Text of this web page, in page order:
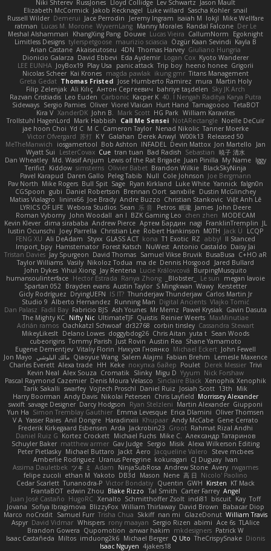
Niki Shterev RussJones Lloyd Collidge Lev Schwartz Jason Mault
Elizabeth McCormick Jakob Recknagel Luke willard Sascha Kohler snail
Russell Wilder Demerui Jace Perrodin Jeremy Ingram isaiah M lokjl Mike Wellfare
ratman Lucas M. Morone WyvernLang Manny Morales Randal Falcone Der Le
Meshal Alshammari
KhangXing Pang Douwe Lucas Vieira CallumNorm
Egoknight
Limitless Designs tylerspetgoose maurizio sciascia Özgür Kaan Sevindi Kayla B
Arian Castane Akaiseutoseu 4DN Thomas Harvey Giuliano Hungria
Dionicio Galarza David Ebbevi Eda Aydemir Logan Cox Kyoto Wanderer
LEE EUNHA JoyBox19 Play Usa panic attack Trip boy heeno honee Grigorii
Nicolas Scheer Kai Krones magda pawlak ikung gmr Titans Management
Greta Gedat Thomas Fristed Jose Humberto Ramirez mura Martin Holy
Filip Zelenjak Ali Kılıç Антон Сергеевич bahriye taşdelen Sky JK Arch
Razvan Cristiadis Leo Euden Carbonic Kacper K 40. I Nengah Raditya Karya Putra
Sideways Sergio Pamies Oliver Viorel Vlaican Hurt Hand Tamagoooo TetaBOT
Kira V XanderDK John B. Mark Scott HG Park William Karavites
Trollstuhl HagenLord Mark Habbish Call Me Sensei NotARectangle Noelle DeCuir
jae hoon Choi Yd C M C Cameron Taylor Nenad Nikolic Tanner Moerke
Victor Ofvergard 苏打 K Y Galahan Derek Anwyl W00k13 Released 50
MeTheManwich
iosgamertool Bob Ashton INFADEL Devin Mattox Jon Martello
Jan
Wyatt Sui
LesterCovax Cue tran tuan Bad Radish Sebastian 暁子 清水
Dan Wheatley Md. Wasif Anjum Lewis of the Rat Brigade Juan Pinilla My Name Iggy
Terifict Kiddow simsterns Olivier Babet Brandon Wilkie BlackSkyNinja
Pavel Karapud Daren Gallo Peleg Tabib Null Cole Johnson Joe Bergmann
Pav North Mike Rogers Bull Spit Sage Ryan Kirkland Luke White Yannick falgn0n
CGSpoon gubi Daniel Robertson Brennan Oort sanxbile Dustin McGlinchey
Matias Vialagro
lininx66 Joe Brady Andre Buzzo Christian Stankovic Việt Anh Lê
LYRICS OF LIFE Webora Studios Sean 乐 音 Petros 眠瓏 James John Deere
Roman Vyborny John Woodall an l BZK Gaming Leo chen zhen
MODECAM
Kevin Klever dima sirababa Andrew Pierce Артем Бардин nagi FranklinTremplin JL
Iustin Ocunschi
Joey Parrella Christian Lee Robert Hankinson M0TH Jack Ü
LCQP
FENG XU Ali DeAdam Styxx GLASS ACT kona T1 Exotic RZ abby! ll Stanced
Import_bpy Hamsternator Forest Katsch NuWest Antonio Castaldo Daisy Jai
Tristan Davies Jay Spurgeon David Thomas Samuel Vikse Bruvik BusaBusa C+HO aR
Taylor Williams Vasily Nikoloz Todua ma de Dennis Hosgood
Jared Bullard
John Dykes Yihui Xiong Jay Renteria Lucie Královcová BurpingMusquito
humansoulinterface Hector Estrada Ranya Zhong _Blobster_ Le sun
megan lavoie
Spartan 052
Brayden evans Austin Taylor S Mingkwan Wawy Kerstetter
Gicly Rodríguez DryingUEFN IS IT? Thunderjaw Thunderjaw Carlos Martin Jr
Studio 9 Alberto Hernandez Running Man Digital Ancients Vlajko Tomić
Dan Palasz Fadil Bay Fabricio BJS Ash Younes Mr Memz Paweł Krysiak Gavin Dasuta
The Mighty KC Nifty Nic UltimateTJF Quistis Reinier Weerts MaxMinutiae
Adrián ramos Oachkatzl Schwoaf dr32768 corbin tinsley Cassandra Stewart
MikeyLikesIt Delano Lowes doggybdog26 Chris Aitan yuta t Sean Woods
cubeorigins Tommy Parish Just Rovin Austin Rea Shane Yamamoto
Eugene Dementjev Vitaliy Florin Никуся Гноянко Michael Eckert John Fewell
Jon Mayo مالك البلوشي Qiaoyue Wang Salem Alajmi Fabian Brehm
Lemesle Maxence
Charles Everett Alexa trade HH Keke покупка байер Poulet Derek Messier Trivi
Kevin Neal Alex Souza Cromatik Slinky Migu D Yyyum Nick Forshaw
Pascal Raymond Cazemier Denis Moura Velasco Sinclaire Black Xenophik Xenophik
Tarik Sakalli swarfey Vojtech Proschl Daniel Ruiz Josiah Scott 13th
Mik
Harry Boorman Andy Davis Nikolai Petersen Chris Layfield Morrissey Alexander
swxift savage Designer Darcy Hodgson Ryan Stelzleni Martin Alexander Giupponi
Yun Ha Simon Tremblay Gauthier Emma Levesque Erica Dlamini Oliver Thomsen
V A Yasser Raies Anil Dongre Haradinxiii Khupaar Andy McCabe Gene Cerrato
Frederik Kirkegaard Esbensen Arda Jackrobin23 Groot Rahmat Rizal Andhi
Daniel Ruiz G Kortez Crockett Michael Fuchs Mike C.
Александр Татаринов
Schuyler Baker matthew armer Gav Judge Sergio Misik Alexa Wilkerson Editing
Peter Pietlasky Michael Buttaro Jackt Aero Jacqueline Valero
Steve mcbees
Amberlie Rodriguez Uranus Peregrine kokuragari CJ Duguay Ivan
Assima Dauletbek ツキ ミ Adam NinjaSubRosa Andrew Stone Avery rwgames
felipe zucoli ethan M Yakoto DB3d Mason Nene 高 日 Nicolo' Paolino
Cedar Scarlett Tunanodra-P Victor Bondatiy Quentin GWH Kirsten KT Mack
FrantaBOT edwin Zhou Blake Rizzo Tal Smith Carter Farrey Angel
Juan José Castaño HugoRC Xenalto Schmitthoffer Zsolt indi81 biscuit Kay Toff
Jovana
Sofiya Ibragimova BlizzyFox William Thirlaway David Brown
Babacar Diop
Marco noCrxdit Samuel Furr Trisha Chua Skkiff nan mi GlazeDonut William Travis
Aspyr David Vidmar Whispers rony maayan Sergio Rizen abimi Ace 6s TLAlice
Brandon Gowera Qupomotion anwar hakim mkdesigners Patrick W
Isaac Castañeda Miltos imduong2k6 Michael Berger Q Uto TheCrispySnake Dionis
Isaac Nguyen 4jakers18